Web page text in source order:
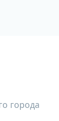
города